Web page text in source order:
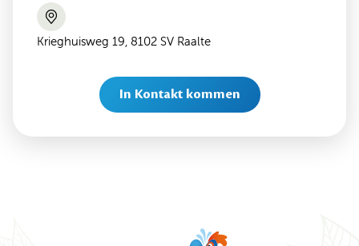
Krieghuisweg 19, 8102 SV Raalte
In Kontakt kommen